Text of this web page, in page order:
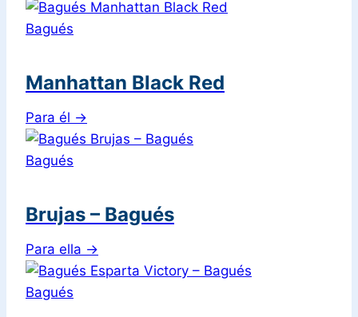
Bagués
Manhattan Black Red
Para él →
Bagués
Brujas – Bagués
Para ella →
Bagués